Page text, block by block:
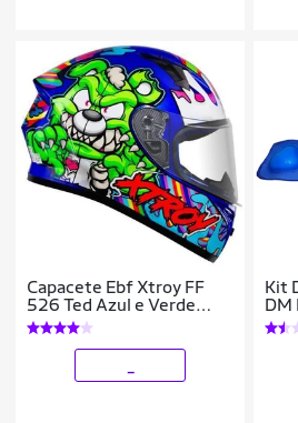
Capacete Ebf Xtroy FF
526 Ted Azul e Verde
Masculino e Feminino
Kit
DM